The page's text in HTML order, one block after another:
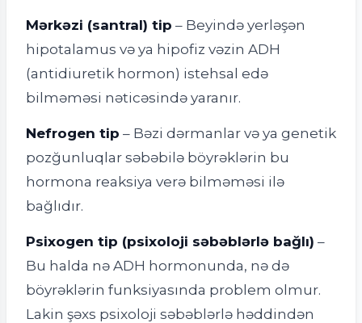
Mərkəzi (santral) tip – Beyində yerləşən
hipotalamus və ya hipofiz vəzin ADH
(antidiuretik hormon) istehsal edə
bilməməsi nəticəsində yaranır.
Nefrogen tip – Bəzi dərmanlar və ya genetik
pozğunluqlar səbəbilə böyrəklərin bu
hormona reaksiya verə bilməməsi ilə
bağlıdır.
Psixogen tip (psixoloji səbəblərlə bağlı) –
Bu halda nə ADH hormonunda, nə də
böyrəklərin funksiyasında problem olmur.
Lakin şəxs psixoloji səbəblərlə həddindən